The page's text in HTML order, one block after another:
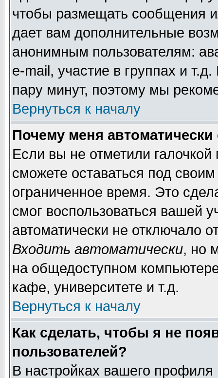
чтобы размещать сообщения
дает вам дополнительные
анонимным пользователям:
e-mail, участие в группах и
пару минут, поэтому мы
Вернуться к началу
Почему меня автоматически
Если вы не отметили галочкой
сможете оставаться под
ограниченное время. Это
смог воспользоваться вашей
автоматически не отключало
Входить автоматически, но
на общедоступном
кафе, университете и т.д.
Вернуться к началу
Как сделать, чтобы я не
пользователей?
В настройках вашего